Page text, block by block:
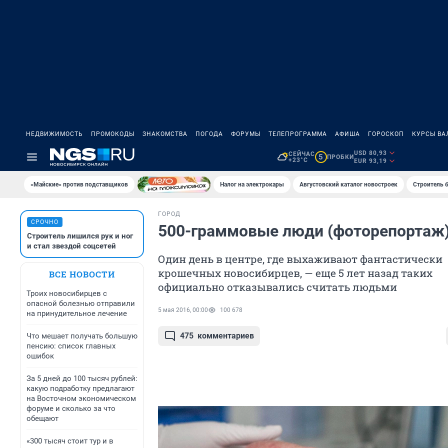
НЕДВИЖИМОСТЬ ПРОМОКОДЫ ЗНАКОМСТВА ПОГОДА ФОРУМЫ ТЕЛЕПРОГРАММА АФИША ГОРОСКОП КУРСЫ
СЕЙЧАС
+23°C
5 ПРОБКИ
USD 80,93
EUR 93,19
«Майские» против подставщиков Налог на электрокары Августовский каталог новостроек Строитель
СРОЧНО
Строитель лишился рук и ног
и стал звездой соцсетей
ВСЕ НОВОСТИ
Троих новосибирцев с
опасной болезнью отправили
на принудительное лечение
Что мешает получать большую
пенсию: список главных
ошибок
За 5 дней до 100 тысяч рублей:
какую подработку предлагают
на Восточном экономическом
форуме и сколько за что
обещают
«300 тысяч стоит тур и в
ГОРОД
500-граммовые люди
Один день в центре, где выхаживают фантастически
крошечных новосибирцев, — еще 5 лет назад таких
официально отказывались считать людьми
5 мая 2016, 00:00 100 678
475 комментариев